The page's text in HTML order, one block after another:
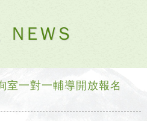
NEWS
室一對一輔導開放報名